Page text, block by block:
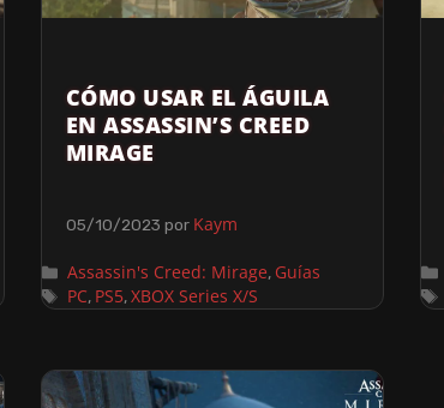
CÓMO USAR EL ÁGUILA
EN ASSASSIN’S CREED
MIRAGE
05/10/2023 por Kaym
Assassin's Creed: Mirage, Guías
PC, PS5,XBOX Series X/S